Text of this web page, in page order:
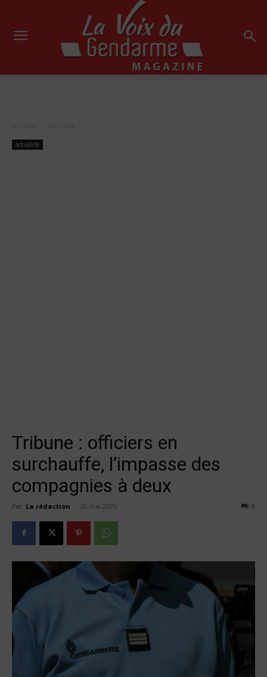
actualité
Tribune : officiers en
surchauffe, l’impasse des
compagnies à deux
Par La rédaction - 20 mai 2025 0